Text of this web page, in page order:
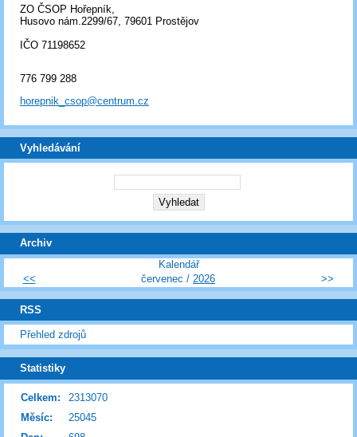
ZO ČSOP Hořepník,
Husovo nám.2299/67, 79601 Prostějov
IČO 71198652
776 799 288
horepnik_csop@centrum.cz
Vyhledávání
Archiv
Kalendář
<<
červenec / 2026 >>
RSS
Přehled zdrojů
Statistiky
Celkem:
2313070
Měsíc:
25045